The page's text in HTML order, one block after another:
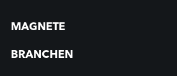
MAGNETE
BRANCHEN